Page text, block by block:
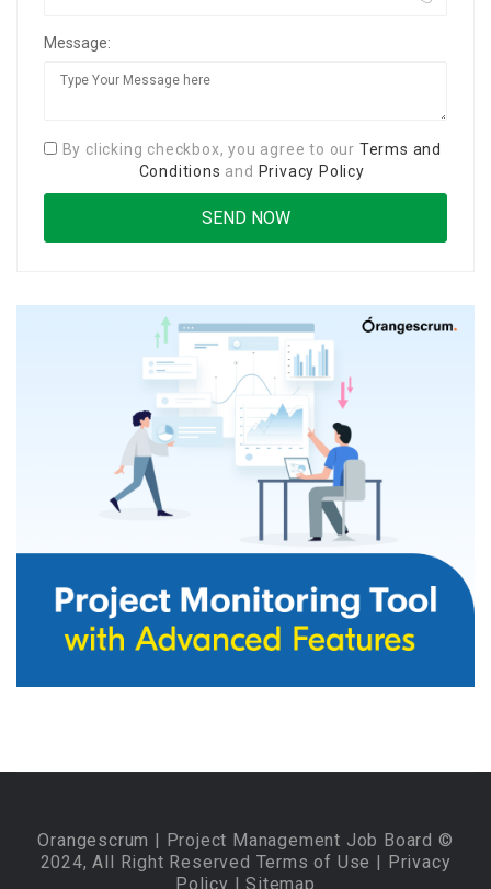
Message:
By clicking checkbox, you agree to our Terms and
Conditions and Privacy Policy
Orangescrum | Project Management Job Board ©
2024, All Right Reserved Terms of Use | Privacy
Policy |Sitemap